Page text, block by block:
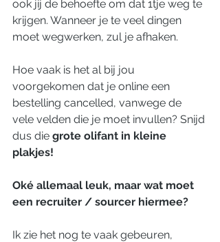
ook jij de behoefte om dat 1tje weg te
krijgen. Wanneer je te veel dingen
moet wegwerken, zul je afhaken.
Hoe vaak is het al bij jou
voorgekomen dat je online een
bestelling cancelled, vanwege de
vele velden die je moet invullen? Snijd
dus die grote olifant in kleine
plakjes!
Oké allemaal leuk, maar wat moet
een recruiter / sourcer hiermee?
Ik zie het nog te vaak gebeuren,